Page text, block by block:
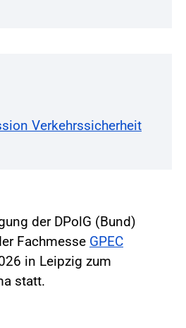
Verkehrssicherheit
der DPolG (Bund)
Fachmesse GPEC
in Leipzig zum
statt.